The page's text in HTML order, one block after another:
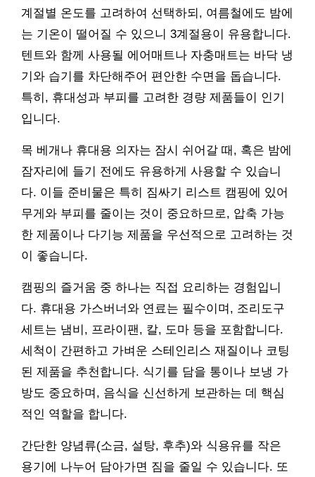
계절별 온도를 고려하여 선택하되, 여름철에도 밤에
는 기온이 떨어질 수 있으니 3계절용이 유용합니다.
텐트와 함께 사용될 에어매트나 자충매트는 바닥 냉
기와 습기를 차단해주어 편안한 수면을 돕습니다.
특히, 휴대성과 부피를 고려한 경량 제품들이 인기
입니다.
목 베개나 휴대용 의자는 잠시 쉬어갈 때, 혹은 밤에
잠자리에 들기 전에도 유용하게 사용할 수 있습니
다. 이들 준비물은 특히 짐싸기 리스트 캠핑에 있어
무게와 부피를 줄이는 것이 중요하므로, 압축 가능
한 제품이나 다기능 제품을 우선적으로 고려하는 것
이 좋습니다.
캠핑의 즐거움 중 하나는 직접 요리하는 경험입니
다. 휴대용 가스버너와 연료는 필수이며, 조리도구
세트는 냄비, 프라이팬, 칼, 도마 등을 포함합니다.
세척이 간편하고 가벼운 스테인리스 재질이나 코팅
된 제품을 추천합니다. 식기를 담을 통이나 보냉 가
방도 중요하며, 음식을 신선하게 보관하는 데 핵심
적인 역할을 합니다.
간단한 양념류(소금, 설탕, 후추)와 식용유를 작은
용기에 나누어 담아가면 짐을 줄일 수 있습니다. 또